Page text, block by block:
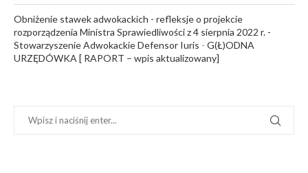
Obniżenie stawek adwokackich - refleksje o projekcie
rozporządzenia Ministra Sprawiedliwości z 4 sierpnia 2022 r. -
Stowarzyszenie Adwokackie Defensor Iuris - G(Ł)ODNA
URZĘDÓWKA [ RAPORT – wpis aktualizowany]